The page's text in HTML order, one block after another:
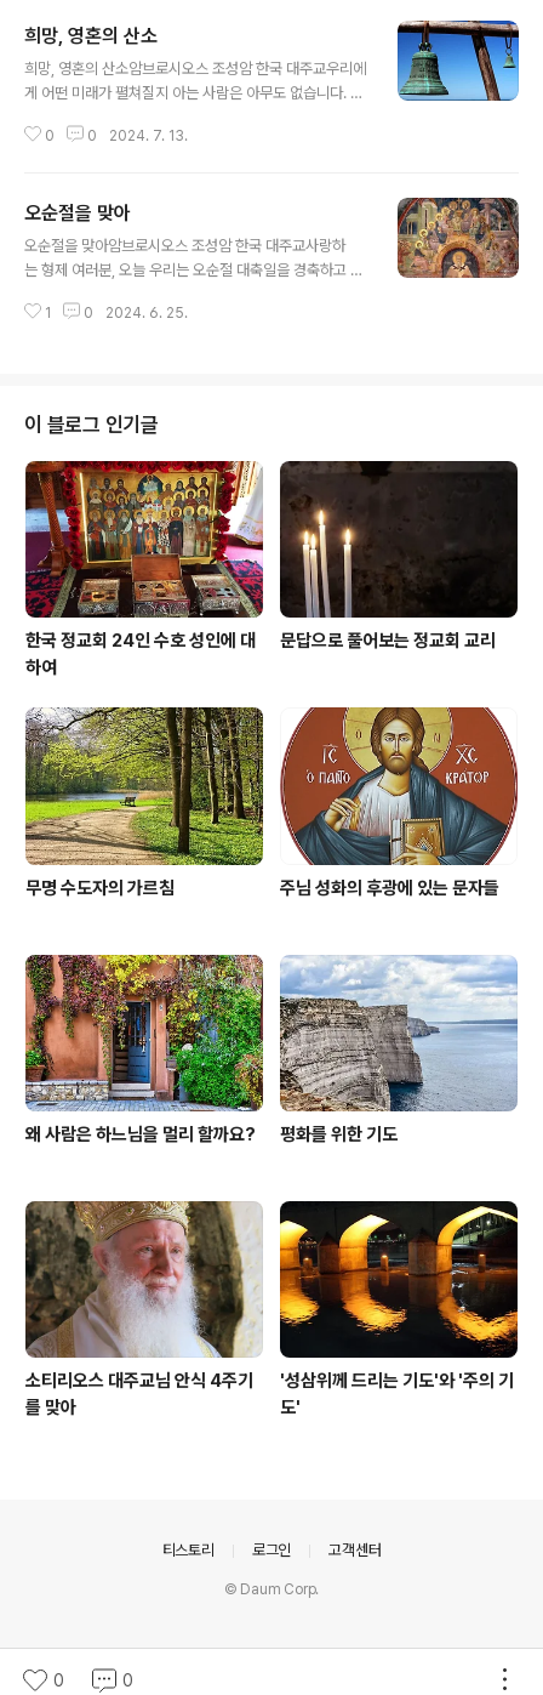
희망, 영혼의 산소
희망, 영혼의 산소암브로시오스 조성암 한국 대주교우리에
게 어떤 미래가 펼쳐질지 아는 사람은 아무도 없습니다. 물
가 어린 사람일수록 더 많은 꿈과 기대를 품고 있습니다. 한
에 필수적이듯, 희망은 인간 존재에게 꼭 필요합니다. 산소
가 없으면 우리는 질식하여 사망하게 됩니다. 마찬가지로
희망이 없다면 우리에게 절망이라는 영적 질식이 오게 됩
태의 자살도 절망에서 시작됩니다. 그렇다면 우리는 희망
0 0 2024. 7. 13.
오순절을 맞아
오순절을 맞아암브로시오스 조성암 한국 대주교사랑하
는 형제 여러분, 오늘 우리는 오순절 대축일을 경축하고 있
서 사도들에게 당신을 나타내시는 방식이 아주 흥미롭
다. 온 세상 모든 사람들에게 일반적이고 추상적으로 내
린 것이 아니라, 성령을 기다리고 있던 각 제자들에게 개인
적으로, 특별하게 내렸다는 말씀입니다.성령을 기다리
는 이 기대는, 그리스도에 대한 사랑의 열매인데, 오늘날 많
은 그리스도인들이 삶에서 흔히 놓치고 있는 중요한 부분
입니다. 그리스도께서는 바로 이 성령 강림을 위해 부활하
시기 ..
1 0 2024. 6. 25.
이 블로그 인기글
한국 정교회 24인 수호 성인에 대
하여
문답으로 풀어보는 정교회 교리
무명 수도자의 가르침 주님 성화의 후광에 있는 문자들
왜 사람은 하느님을 멀리 할까요? 평화를 위한 기도
소티리오스 대주교님 안식 4주기
를 맞아
'성삼위께 드리는 기도'와 '주의 기
도'
0 0
티스토리 로그인 고객센터
© Daum Corp.